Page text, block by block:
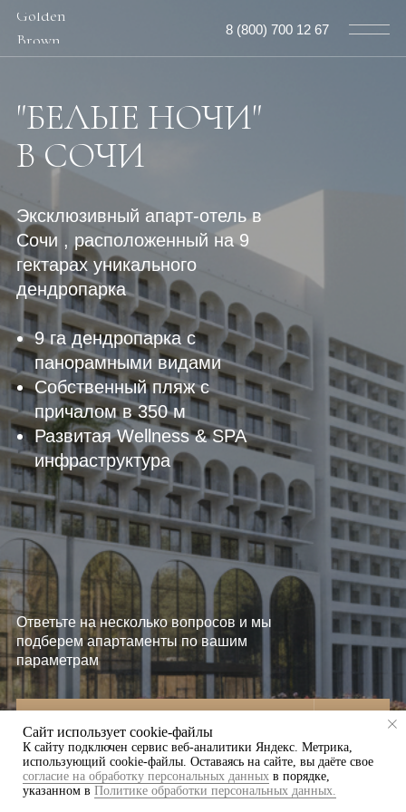
Сайт использует cookie-файлы
К cайту подключен сервис веб-аналитики Яндекс. Метрика,
использующий cookie-файлы. Оставаясь на сайте, вы даёте свое
согласие на обработку персональных данных в порядке,
указанном в Политике обработки персональных данных.
Подобрать апартаменты
Golden
Brown
"БЕЛЫЕ НОЧИ"
В СОЧИ
Ответьте на несколько вопросов и мы
подберем апартаменты по вашим
параметрам
Эксклюзивный апарт-отель в
Сочи , расположенный на 9
гектарах уникального
дендропарка
9 га дендропарка с
панорамными видами
Собственный пляж с
причалом в 350 м
Развитая Wellness & SPA
инфраструктура
8 (800) 700 12 67